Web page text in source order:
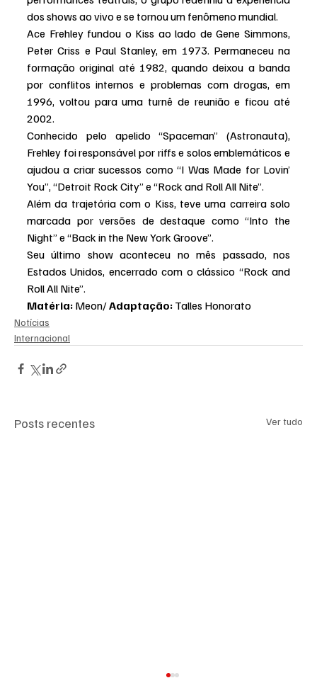
dos shows ao vivo e se tornou um fenômeno mundial.
Ace Frehley fundou o Kiss ao lado de Gene Simmons,
Peter Criss e Paul Stanley, em 1973. Permaneceu na
formação original até 1982, quando deixou a banda
por conflitos internos e problemas com drogas, em
1996, voltou para uma turnê de reunião e ficou até
2002.
Conhecido pelo apelido “Spaceman” (Astronauta),
Frehley foi responsável por riffs e solos emblemáticos e
ajudou a criar sucessos como “I Was Made for Lovin’
You”, “Detroit Rock City” e “Rock and Roll All Nite”.
Além da trajetória com o Kiss, teve uma carreira solo
marcada por versões de destaque como “Into the
Night” e “Back in the New York Groove”.
Seu último show aconteceu no mês passado, nos
Estados Unidos, encerrado com o clássico “Rock and
Roll All Nite”.
Matéria: Meon/ Adaptação: Talles Honorato
Notícias
Internacional
Posts recentes Ver tudo